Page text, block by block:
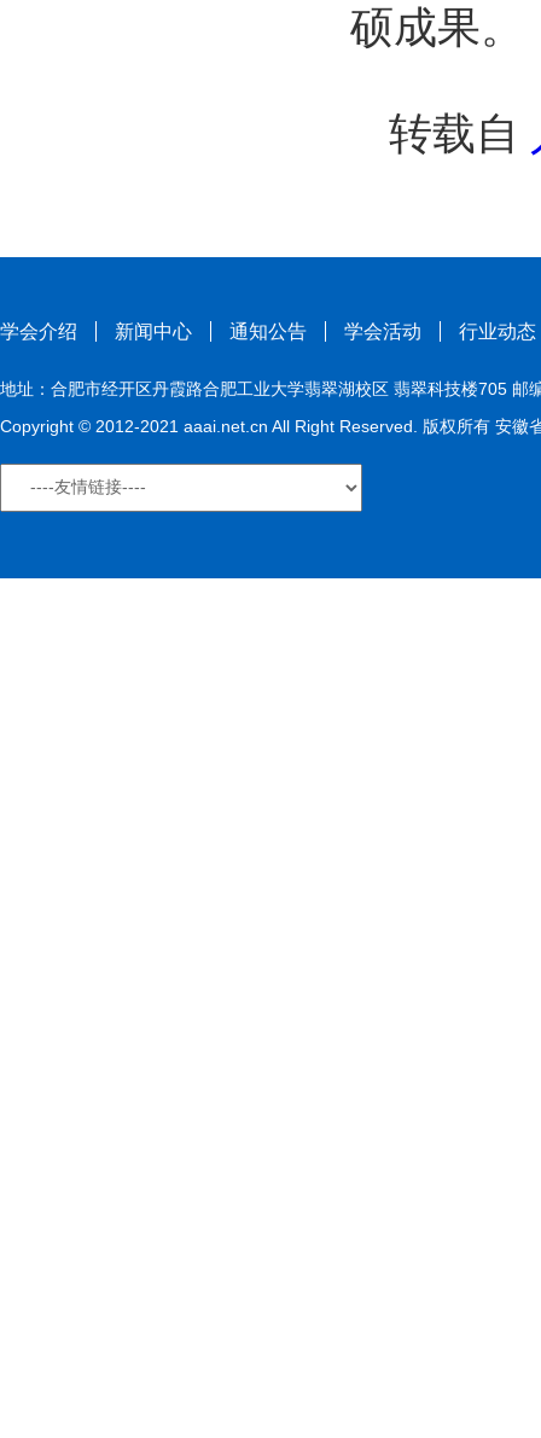
硕成果。
转载自
学会介绍 新闻中心 通知公告 学会活动 行业动态
地址：合肥市经开区丹霞路合肥工业大学翡翠湖校区 翡翠科技楼705
Copyright © 2012-2021 aaai.net.cn All Right Reserved. 版权所有 安徽